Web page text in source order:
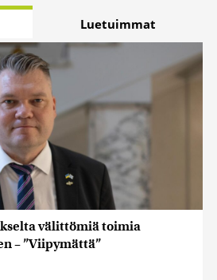
Luetuimmat
välittömiä toimia
– ”Viipymättä”